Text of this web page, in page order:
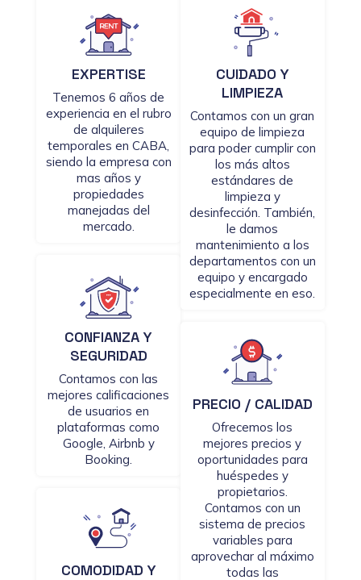
EXPERTISE
Tenemos 6 años de
experiencia en el rubro
de alquileres
temporales en CABA,
siendo la empresa con
mas años y
propiedades
manejadas del
mercado.
CONFIANZA Y
SEGURIDAD
Contamos con las
mejores calificaciones
de usuarios en
plataformas como
Google, Airbnb y
Booking.
COMODIDAD Y
CUIDADO Y
LIMPIEZA
Contamos con un gran
equipo de limpieza
para poder cumplir con
los más altos
estándares de
limpieza y
desinfección. También,
le damos
mantenimiento a los
departamentos con un
equipo y encargado
especialmente en eso.
PRECIO / CALIDAD
Ofrecemos los
mejores precios y
oportunidades para
huéspedes y
propietarios.
Contamos con un
sistema de precios
variables para
aprovechar al máximo
todas las